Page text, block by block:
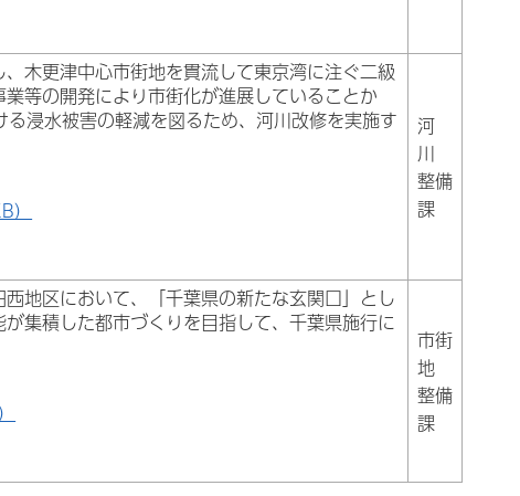
木更津中心市街地を貫流して東京湾に注ぐ二級
等の開発により市街化が進展していることか
浸水被害の軽減を図るため、河川改修を実施す
河
川
整備
課
地区において、「千葉県の新たな玄関口」とし
集積した都市づくりを目指して、千葉県施行に
市街
地
整備
課